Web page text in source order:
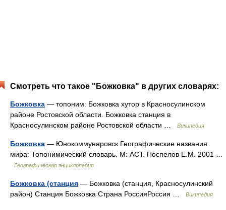
Смотреть что такое "Божковка" в других словарях:
Божковка — топоним: Божковка хутор в Красносулинском
районе Ростовской области. Божковка станция в
Красносулинском районе Ростовской области …
Википедия
Божковка — Юнокоммунаровск Географические названия
мира: Топонимический словарь. М: АСТ. Поспелов Е.М. 2001 …
Географическая энциклопедия
Божковка (станция — Божковка (станция, Красносулинский
район) Станция Божковка Страна РоссияРоссия …
Википедия